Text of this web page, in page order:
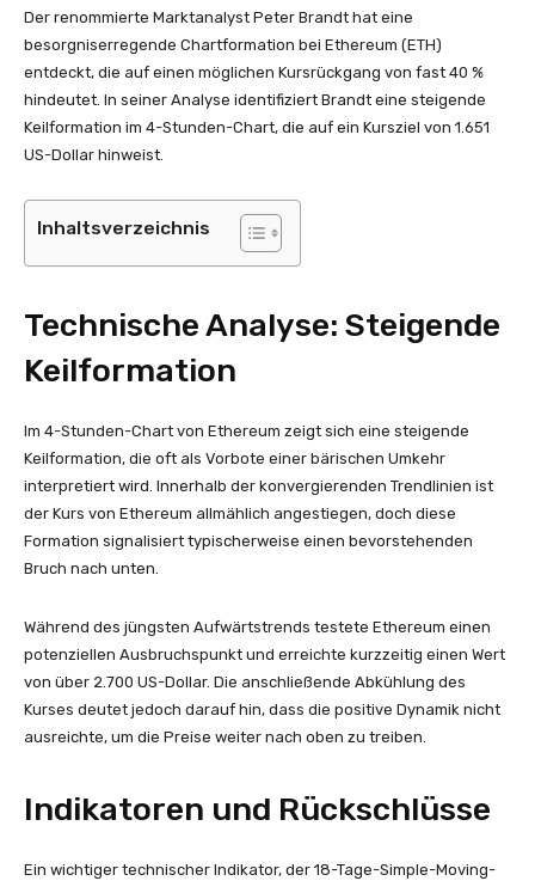
Der renommierte Marktanalyst Peter Brandt hat eine
besorgniserregende Chartformation bei Ethereum (ETH)
entdeckt, die auf einen möglichen Kursrückgang von fast 40 %
hindeutet. In seiner Analyse identifiziert Brandt eine steigende
Keilformation im 4-Stunden-Chart, die auf ein Kursziel von 1.651
US-Dollar hinweist.
Inhaltsverzeichnis
Technische Analyse: Steigende
Keilformation
Im 4-Stunden-Chart von Ethereum zeigt sich eine steigende
Keilformation, die oft als Vorbote einer bärischen Umkehr
interpretiert wird. Innerhalb der konvergierenden Trendlinien ist
der Kurs von Ethereum allmählich angestiegen, doch diese
Formation signalisiert typischerweise einen bevorstehenden
Bruch nach unten.
Während des jüngsten Aufwärtstrends testete Ethereum einen
potenziellen Ausbruchspunkt und erreichte kurzzeitig einen Wert
von über 2.700 US-Dollar. Die anschließende Abkühlung des
Kurses deutet jedoch darauf hin, dass die positive Dynamik nicht
ausreichte, um die Preise weiter nach oben zu treiben.
Indikatoren und Rückschlüsse
Ein wichtiger technischer Indikator, der 18-Tage-Simple-Moving-